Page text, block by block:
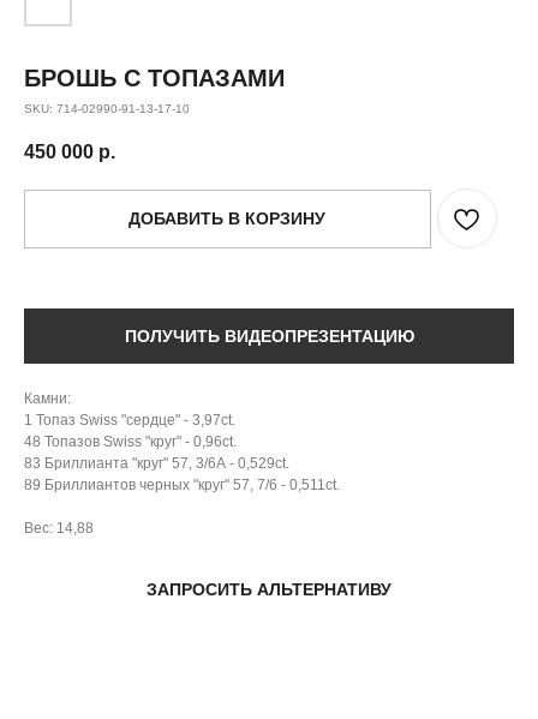
БРОШЬ С ТОПАЗАМИ
SKU: 714-02990-91-13-17-10
450 000 р.
ДОБАВИТЬ В КОРЗИНУ
ПОЛУЧИТЬ ВИДЕОПРЕЗЕНТАЦИЮ
Камни:
1 Топаз Swiss "сердце" - 3,97ct.
48 Топазов Swiss "круг" - 0,96ct.
83 Бриллианта "круг" 57, 3/6А - 0,529ct.
89 Бриллиантов черных "круг" 57, 7/6 - 0,511ct.
Вес: 14,88
ЗАПРОСИТЬ АЛЬТЕРНАТИВУ